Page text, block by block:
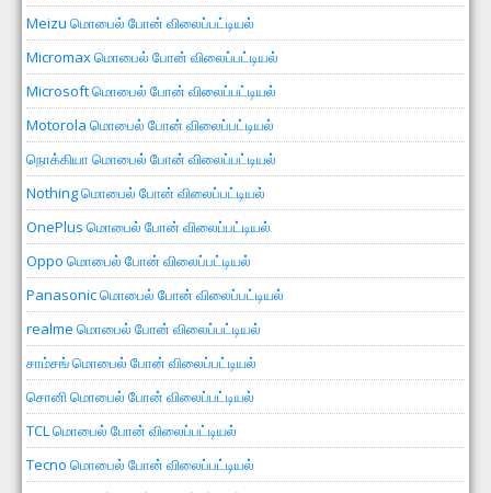
Meizu மொபைல் போன் விலைப்பட்டியல்
Micromax மொபைல் போன் விலைப்பட்டியல்
Microsoft மொபைல் போன் விலைப்பட்டியல்
Motorola மொபைல் போன் விலைப்பட்டியல்
நொக்கியா மொபைல் போன் விலைப்பட்டியல்
Nothing மொபைல் போன் விலைப்பட்டியல்
OnePlus மொபைல் போன் விலைப்பட்டியல்
Oppo மொபைல் போன் விலைப்பட்டியல்
Panasonic மொபைல் போன் விலைப்பட்டியல்
realme மொபைல் போன் விலைப்பட்டியல்
சாம்சங் மொபைல் போன் விலைப்பட்டியல்
சொனி மொபைல் போன் விலைப்பட்டியல்
TCL மொபைல் போன் விலைப்பட்டியல்
Tecno மொபைல் போன் விலைப்பட்டியல்